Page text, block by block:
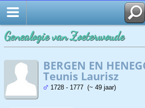
Genealogie van Zoeterwoude
BERGEN EN
Teunis Laurisz
1728 - 1777 (~ 49 jaar)